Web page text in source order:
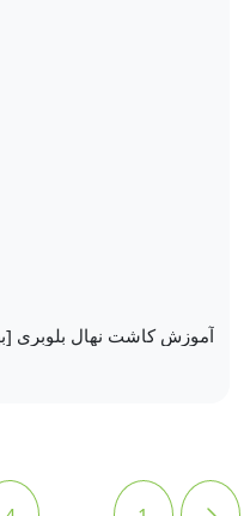
آموزش کاشت نهال بلوبری